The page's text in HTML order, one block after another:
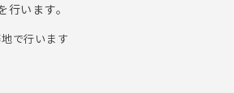
います。
で行います